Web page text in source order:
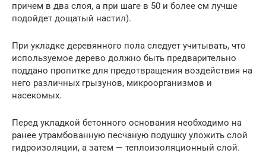
причем в два слоя, а при шаге в 50 и более см лучше
подойдет дощатый настил).
При укладке деревянного пола следует учитывать, что
используемое дерево должно быть предварительно
поддано пропитке для предотвращения воздействия на
него различных грызунов, микроорганизмов и
насекомых.
Перед укладкой бетонного основания необходимо на
ранее утрамбованную песчаную подушку уложить слой
гидроизоляции, а затем — теплоизоляционный слой.